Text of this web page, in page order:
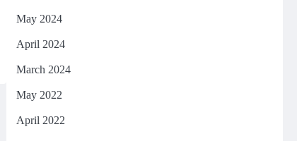
May 2024
April 2024
March 2024
May 2022
April 2022